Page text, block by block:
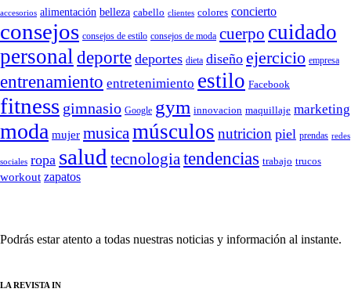
accesorios alimentación belleza cabello clientes colores concierto
consejos consejos de estilo consejos de moda cuerpo cuidado
personal deporte deportes dieta diseño ejercicio empresa
entrenamiento entretenimiento estilo Facebook
fitness gimnasio Google gym innovacion maquillaje marketing
moda mujer musicamúsculos nutricion piel prendas redes
sociales ropa salud tecnologiatendencias trabajo trucos
workout zapatos
Podrás estar atento a todas nuestras noticias y información al instante.
LA REVISTA IN